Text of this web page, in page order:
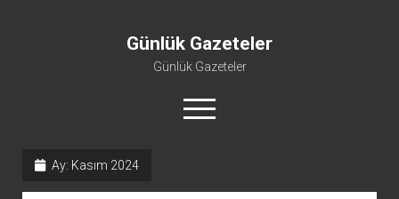
Günlük Gazeteler
Günlük Gazeteler
menüyü
aç
Ay: Kasım 2024